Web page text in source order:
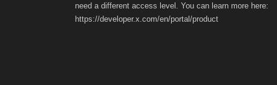
need a different access level. You can learn more here:
https://developer.x.com/en/portal/product